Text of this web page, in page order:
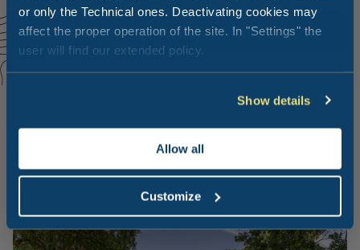
or only the Technical ones. Deactivating cookies may
affect the proper operation of the site. In "Settings" the
user will find our extended policy.
Show details
Allow all
Customize
Öffnungszeit
Mittagessen: von 12:00 bis 14:30 / Abendessen: von 18:30
bis 23:30